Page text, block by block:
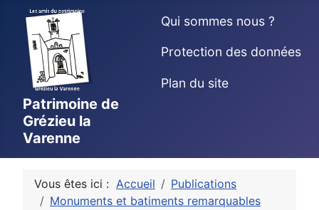
Patrimoine de
Grézieu la
Varenne
Qui sommes nous ?
Protection des données
Plan du site
Vous êtes ici : Accueil
Publications
Monuments et batiments remarquables